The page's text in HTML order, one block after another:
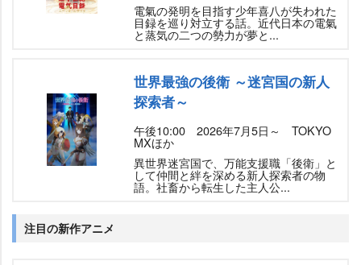
電氣の発明を目指す少年喜八が失われた
目録を巡り対立する話。近代日本の電氣
と蒸気の二つの勢力が夢と...
世界最強の後衛 ～迷宮国の新人
探索者～
午後10:00 2026年7月5日～ TOKYO
MXほか
異世界迷宮国で、万能支援職「後衛」と
して仲間と絆を深める新人探索者の物
語。社畜から転生した主人公...
注目の新作アニメ